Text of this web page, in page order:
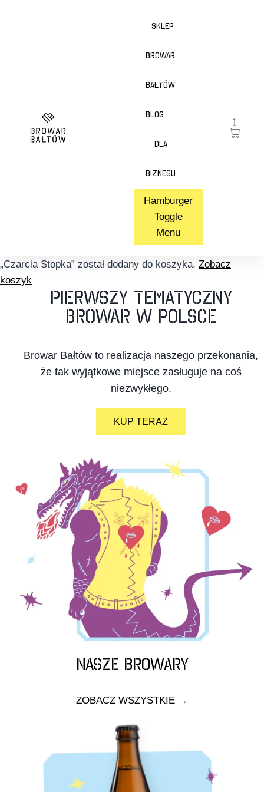
Sklep
Browar
Bałtów
Blog
Dla
Biznesu
Hamburger
Toggle
Menu
1
„Czarcia Stopka” został dodany do koszyka. Zobacz
koszyk
PIERWSZY TEMATYCZNY
BROWAR W POLSCE
Browar Bałtów to realizacja naszego przekonania,
że tak wyjątkowe miejsce zasługuje na coś
niezwykłego.
KUP TERAZ
NASZE BROWARY
ZOBACZ WSZYSTKIE →